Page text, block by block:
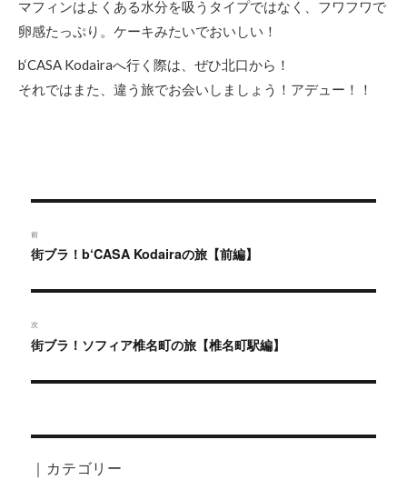
マフィンはよくある水分を吸うタイプではなく、フワフワで
卵感たっぷり。ケーキみたいでおいしい！
b‘CASA Kodairaへ行く際は、ぜひ北口から！
それではまた、違う旅でお会いしましょう！アデュー！！
稿
ゲ
シ
ョ
ン
前
過
の
稿:
街ブラ！b‘CASA Kodairaの旅【前編】
次
次
投
街ブラ！ソフィア椎名町の旅【椎名町駅編】
｜カテゴリー